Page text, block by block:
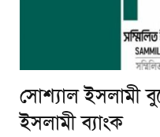
সোশ্যাল ইসলামী
ইসলামী ব্যাংক